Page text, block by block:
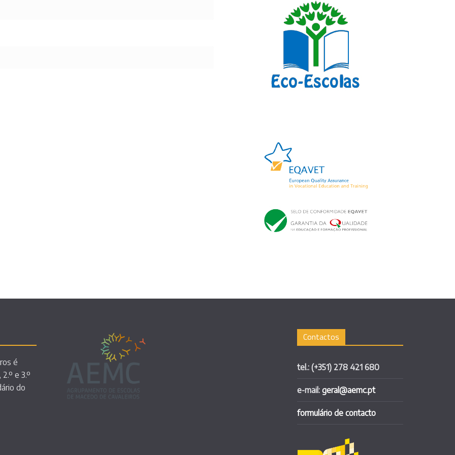
é
e 3.º
do
Contactos
tel.: (+351) 278 421 680
e-mail:geral@aemc.pt
formulário de contacto